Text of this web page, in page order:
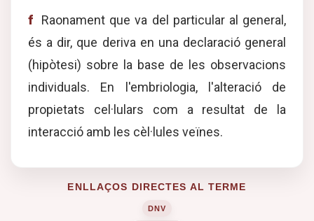
f
Raonament que va del particular al general,
és a dir, que deriva en una declaració general
(hipòtesi) sobre la base de les observacions
individuals. En l'embriologia, l'alteració de
propietats cel·lulars com a resultat de la
interacció amb les cèl·lules veïnes.
ENLLAÇOS DIRECTES AL TERME
DNV